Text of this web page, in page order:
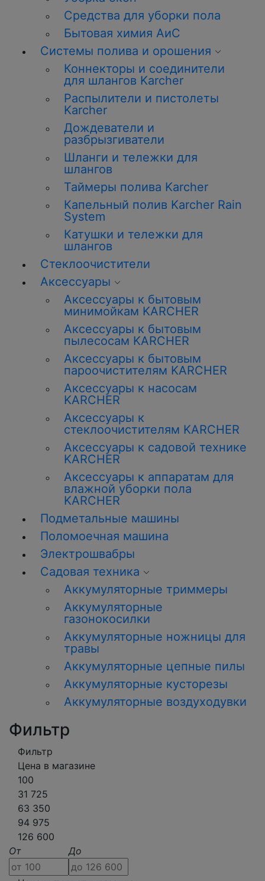
Средства для уборки пола
Бытовая химия АиС
Системы полива и орошения
Коннекторы и соединители
для шлангов Karcher
Распылители и пистолеты
Karcher
Дождеватели и
разбрызгиватели
Шланги и тележки для
шлангов
Таймеры полива Karcher
Капельный полив Karcher Rain
System
Катушки и тележки для
шлангов
Стеклоочистители
Аксессуары
Аксессуары к бытовым
минимойкам KARCHER
Аксессуары к бытовым
пылесосам KARCHER
Аксессуары к бытовым
пароочистителям KARCHER
Аксессуары к насосам
KARCHER
Аксессуары к
стеклоочистителям KARCHER
Аксессуары к садовой технике
KARCHER
Аксессуары к аппаратам для
влажной уборки пола
KARCHER
Подметальные машины
Поломоечная машина
Электрошвабры
Садовая техника
Аккумуляторные триммеры
Аккумуляторные
газонокосилки
Аккумуляторные ножницы для
травы
Аккумуляторные цепные пилы
Аккумуляторные кусторезы
Аккумуляторные воздуходувки
Фильтр
Фильтр
Цена в магазине
100
31 725
63 350
94 975
126 600
От
До